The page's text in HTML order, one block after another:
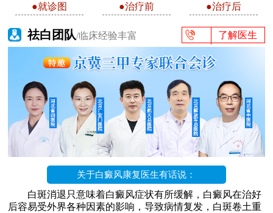
●就诊图 ●治疗前 ●治疗后
祛白团队/临床经验丰富 了解医生
关于白癜风康复医生有话说：
白斑消退只意味着白癜风症状有所缓解，白癜风在治好
后容易受外界各种因素的影响，导致病情复发，白斑卷土重